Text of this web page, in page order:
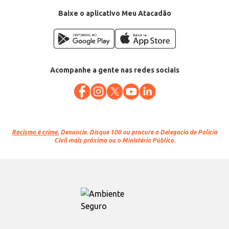
Baixe o aplicativo Meu Atacadão
Acompanhe a gente nas redes sociais
Racismo é crime. Denuncie. Disque 100 ou procure a Delegacia de Polícia
Civil mais próxima ou o Ministério Público.